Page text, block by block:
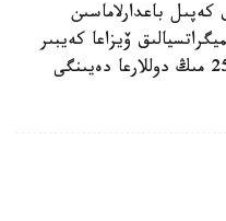
باعدارلاماسىن
ۆيزاعا كەيبىر
ءوتىنىش بەرۋشىلەر 100 مىڭنان 250 مىڭ دوللارعا دەيىنگى